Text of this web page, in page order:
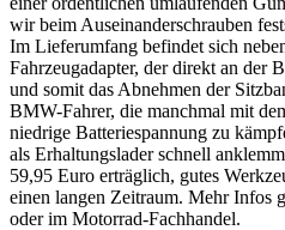
wir beim Auseinanderschrauben
Im Lieferumfang befindet sich
Fahrzeugadapter, der direkt an der
und somit das Abnehmen der
BMW-Fahrer, die manchmal mit
niedrige Batteriespannung zu
als Erhaltungslader schnell
59,95 Euro erträglich, gutes
einen langen Zeitraum. Mehr Infos
oder im Motorrad-Fachhandel.